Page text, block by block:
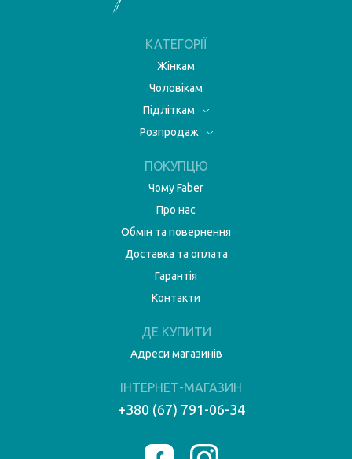
КАТЕГОРІЇ
Жінкам
Чоловікам
Підліткам
Розпродаж
ПОКУПЦЮ
Чому Faber
Про нас
Обмін та повернення
Доставка та оплата
Гарантія
Контакти
ДЕ КУПИТИ
Адреси магазинів
ІНТЕРНЕТ-МАГАЗИН
+380 (67) 791-06-34